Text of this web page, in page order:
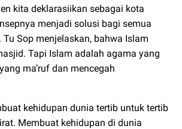
kita deklarasiikan sebagai kota
menjadi solusi bagi semua
Tu Sop menjelaskan, bahwa Islam
Tapi Islam adalah agama yang
ma’ruf dan mencegah
kehidupan dunia tertib untuk tertib
Membuat kehidupan di dunia